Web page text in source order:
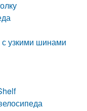
узкими шинами